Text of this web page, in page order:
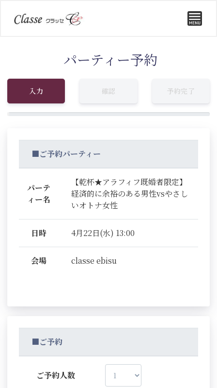
パーティー予約
入力 確認 予約完了
■ご予約パーティー
パーテ
ィー名
【乾杯★アラフィフ既婚者限定】
経済的に余裕のある男性vsやさし
いオトナ女性
日時 4月22日(水) 13:00
会場 classe ebisu
■ご予約
ご予約人数